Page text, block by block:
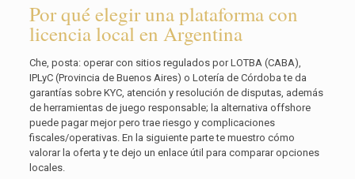
Por qué elegir una plataforma con
licencia local en Argentina
Che, posta: operar con sitios regulados por LOTBA (CABA),
IPLyC (Provincia de Buenos Aires) o Lotería de Córdoba te da
garantías sobre KYC, atención y resolución de disputas, además
de herramientas de juego responsable; la alternativa offshore
puede pagar mejor pero trae riesgo y complicaciones
fiscales/operativas. En la siguiente parte te muestro cómo
valorar la oferta y te dejo un enlace útil para comparar opciones
locales.